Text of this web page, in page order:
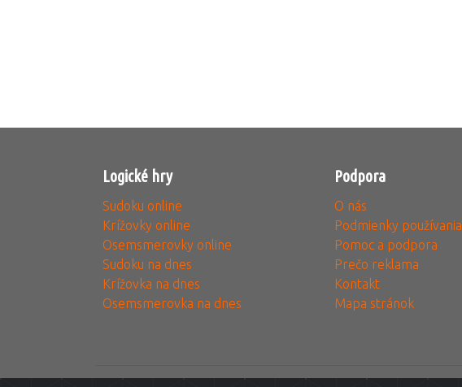
Logické hry
Sudoku online
Krížovky online
Osemsmerovky online
Sudoku na dnes
Krížovka na dnes
Osemsmerovka na dnes
Podpora
O nás
Podmienky používania
Pomoc a podpora
Prečo reklama
Kontakt
Mapa stránok